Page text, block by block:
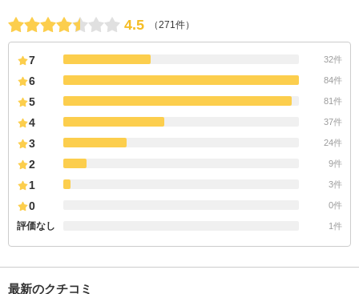
4.5 （271件）
7 32件
6 84件
5 81件
4 37件
3 24件
2 9件
1 3件
0 0件
評価なし 1件
最新のクチコミ